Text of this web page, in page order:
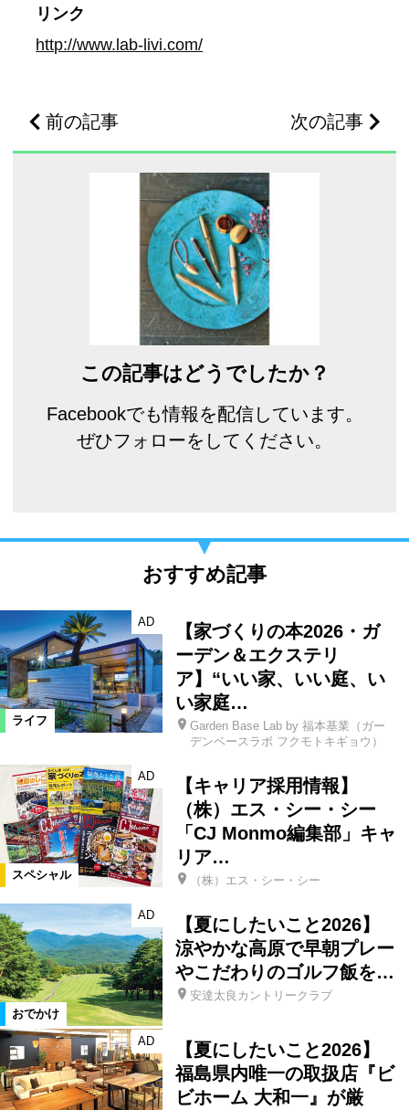
リンク
http://www.lab-livi.com/
前の記事 次の記事
この記事はどうでしたか？
Facebookでも情報を配信しています。
ぜひフォローをしてください。
おすすめ記事
ライフ
AD
【家づくりの本2026・ガ
ーデン＆エクステリ
ア】“いい家、いい庭、い
い家庭…
Garden Base Lab by 福本基業（ガー
デンベースラボ フクモトキギョウ）
スペシャル
AD
【キャリア採用情報】
（株）エス・シー・シー
「CJ Monmo編集部」キャ
リア…
（株）エス・シー・シー
おでかけ
AD
【夏にしたいこと2026】
涼やかな高原で早朝プレー
やこだわりのゴルフ飯を…
安達太良カントリークラブ
AD
【夏にしたいこと2026】
福島県内唯一の取扱店『ビ
ビホーム 大和一』が厳